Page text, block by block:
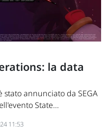
la data
stato annunciato da SEGA
State...
11:53